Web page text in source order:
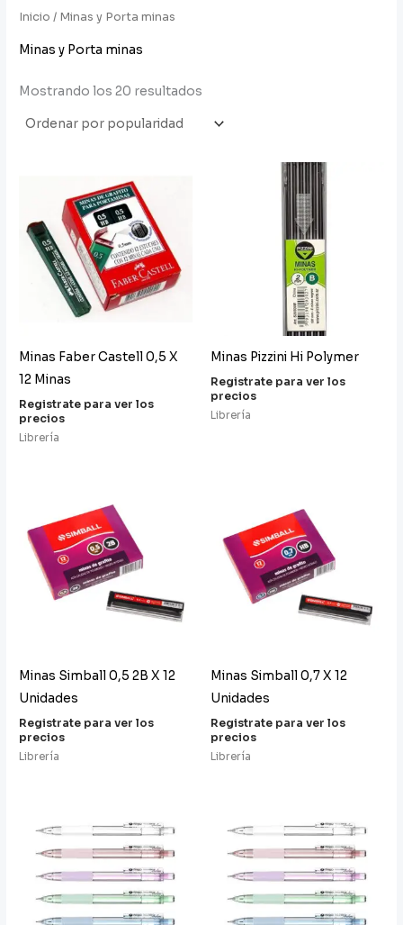
Inicio / Minas y Porta minas
Minas y Porta minas
Mostrando los 20 resultados
Minas Faber Castell 0,5 X
12 Minas
Registrate para ver los
precios
Librería
Minas Pizzini Hi Polymer
Registrate para ver los
precios
Librería
Minas Simball 0,5 2B X 12
Unidades
Registrate para ver los
precios
Librería
Minas Simball 0,7 X 12
Unidades
Registrate para ver los
precios
Librería